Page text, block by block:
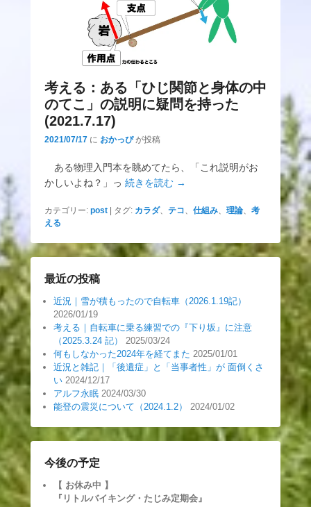
考える：ある「ひじ関節と身体の中
のてこ」の説明に疑問を持った
(2021.7.17)
2021/07/17 に おかっぴ が投稿
ある物理入門本を眺めてたら、「これ説明がお
かしいよね？」っ 続きを読む →
カテゴリー: post タグ: カラダ、 テコ、 仕組み、 理論、 考
える
最近の投稿
近況｜雪が積もったので自転車（2026.1.19記）
2026/01/19
考える｜自転車に乗る練習での『下り坂』に注意
（2025.3.24 記）
2025/03/24
何もしなかった2024年を経てまた 2025/01/01
近況と雑記｜「後遺症」と「当事者性」が 面倒くさ
い 2024/12/17
アルフ永眠 2024/03/30
能登の震災について（2024.1.2）
2024/01/02
今後の予定
【 お休み中 】
『リトルバイキング・たじみ定期会』